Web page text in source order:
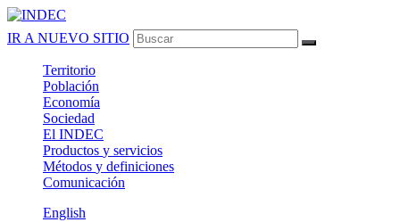
IR A NUEVO SITIO
Territorio
Población
Economía
Sociedad
El INDEC
Productos y servicios
Métodos y definiciones
Comunicación
English